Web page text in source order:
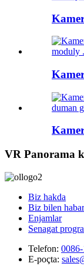
VR Panorama
Biz hakda
Biz bilen
Enjamlar
Senagat
Telefon:
E-poçta: